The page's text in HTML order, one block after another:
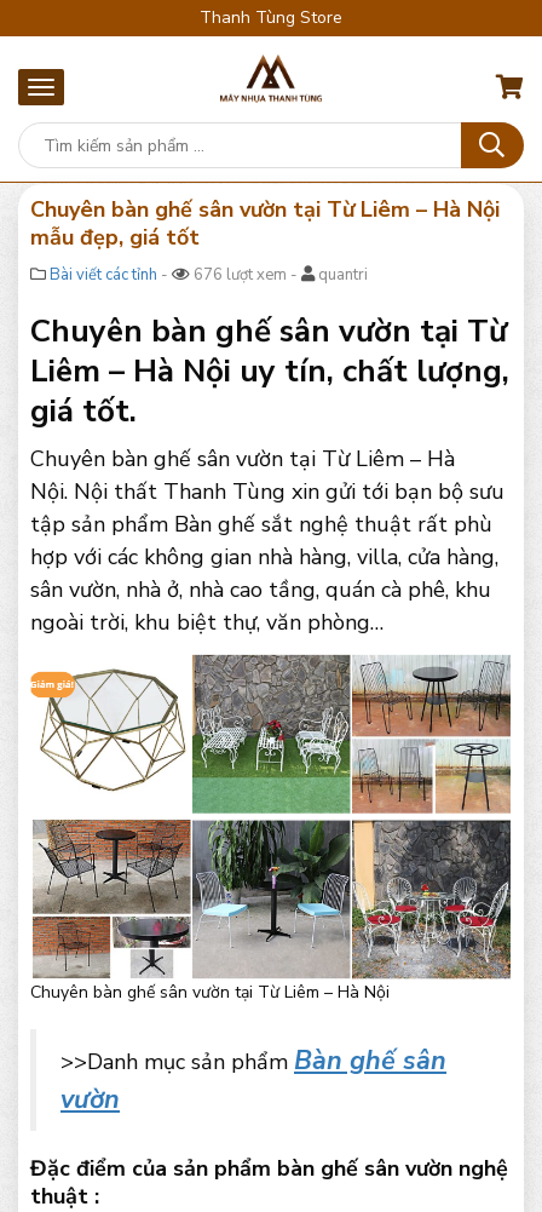
Thanh Tùng Store
Chuyên bàn ghế sân vườn tại Từ Liêm – Hà Nội
mẫu đẹp, giá tốt
Bài viết các tỉnh - 676 lượt xem - quantri
Chuyên bàn ghế sân vườn tại Từ
Liêm – Hà Nội uy tín, chất lượng,
giá tốt.
Chuyên bàn ghế sân vườn tại Từ Liêm – Hà
Nội. Nội thất Thanh Tùng xin gửi tới bạn bộ sưu
tập sản phẩm Bàn ghế sắt nghệ thuật rất phù
hợp với các không gian nhà hàng, villa, cửa hàng,
sân vườn, nhà ở, nhà cao tầng, quán cà phê, khu
ngoài trời, khu biệt thự, văn phòng…
Chuyên bàn ghế sân vườn tại Từ Liêm – Hà Nội
>>Danh mục sản phẩm Bàn ghế sân
vườn
Đặc điểm của sản phẩm bàn ghế sân vườn nghệ
thuật :